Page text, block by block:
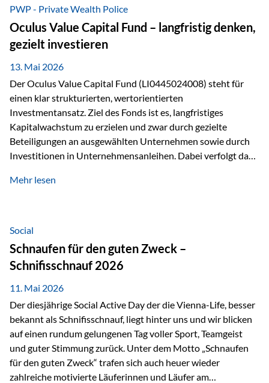
klassischer „Sicherheitsanker“ gilt, bieten Silber, Platin und
Palladium zusätzlich die Chance, von technologischen
Entwicklungen zu profitieren. Die Nachfrage entsteht nicht
nur durch Anleger, sondern vor allem durch die Industrie.
Gerade in…
PWP - Private Wealth Police
Oculus Value Capital Fund – langfristig denken,
gezielt investieren
13. Mai 2026
Der Oculus Value Capital Fund (LI0445024008) steht für
einen klar strukturierten, wertorientierten
Investmentansatz. Ziel des Fonds ist es, langfristiges
Kapitalwachstum zu erzielen und zwar durch gezielte
Beteiligungen an ausgewählten Unternehmen sowie durch
Investitionen in Unternehmensanleihen. Dabei verfolgt das
Marktbewegungen stehen im Fokus, sondern die
innerhalb der Private Wealth Police der Vienna-Life steht
der Oculus Value Capital Fund für einen langfristig
orientierten Value-Investing-Ansatz mit Fokus auf
fundamentale Unternehmensanalyse und nachhaltige
Wertentwicklung. Der Investmentansatz: Value Investing
mit Weitblick Im Zentrum steht ein…
Mehr lesen
Social
Schnaufen für den guten Zweck –
Schnifisschnauf 2026
11. Mai 2026
Der diesjährige Social Active Day der die Vienna-Life, besser
bekannt als Schnifisschnauf, liegt hinter uns und wir blicken
auf einen rundum gelungenen Tag voller Sport, Teamgeist
und guter Stimmung zurück. Unter dem Motto „Schnaufen
für den guten Zweck“ trafen sich auch heuer wieder
zahlreiche motivierte Läuferinnen und Läufer am